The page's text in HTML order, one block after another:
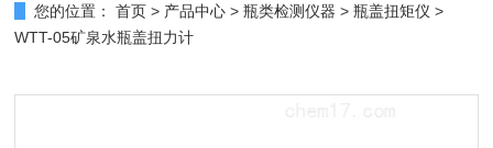
您的位置： 首页 > 产品中心 >瓶类检测仪器 >瓶盖扭矩仪 >
WTT-05矿泉水瓶盖扭力计